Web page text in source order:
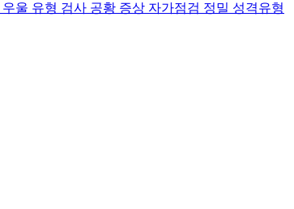
우울 유형 검사 공황 증상 자가점검 정밀 성격유형